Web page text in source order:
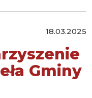
18.03.2025
Gminy